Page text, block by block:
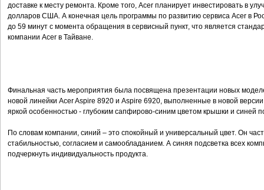
доставке к месту ремонта. Кроме того, Acer планирует инвестировать в
долларов США. А конечная цель программы по развитию сервиса Acer в
до 59 минут с момента обращения в сервисный пункт, что является
компании Acer в Тайване.
Финальная часть мероприятия была посвящена презентации новых
новой линейки Acer Aspire 8920 и Aspire 6920, выполненные в новой
яркой особенностью - глубоким сапфирово-синим цветом крышки и синей
По словам компании, синий – это спокойный и универсальный цвет. Он
стабильностью, согласием и самообладанием. А синяя подсветка всех
подчеркнуть индивидуальность продукта.